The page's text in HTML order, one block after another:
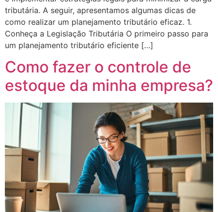
tributária. A seguir, apresentamos algumas dicas de
como realizar um planejamento tributário eficaz. 1.
Conheça a Legislação Tributária O primeiro passo para
um planejamento tributário eficiente […]
Como fazer o controle de
estoque da minha empresa?